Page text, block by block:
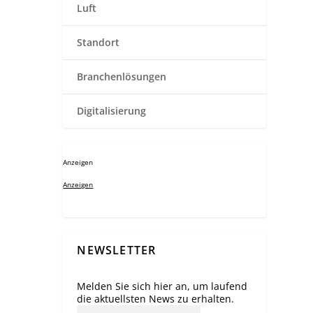
Luft
Standort
Branchenlösungen
Digitalisierung
Anzeigen
Anzeigen
NEWSLETTER
Melden Sie sich hier an, um laufend
die aktuellsten News zu erhalten.